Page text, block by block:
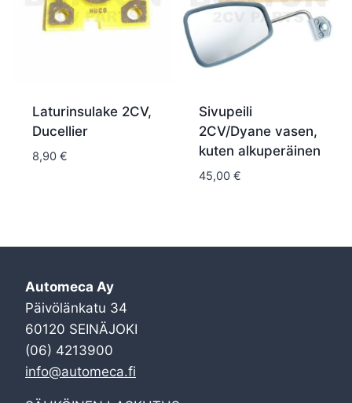
Laturinsulake 2CV,
Ducellier
8,90 €
Sivupeili
2CV/Dyane vasen,
kuten alkuperäinen
45,00 €
Automeca Ay
Päivölänkatu 34
60120 SEINÄJOKI
(06) 4213900
info@automeca.fi